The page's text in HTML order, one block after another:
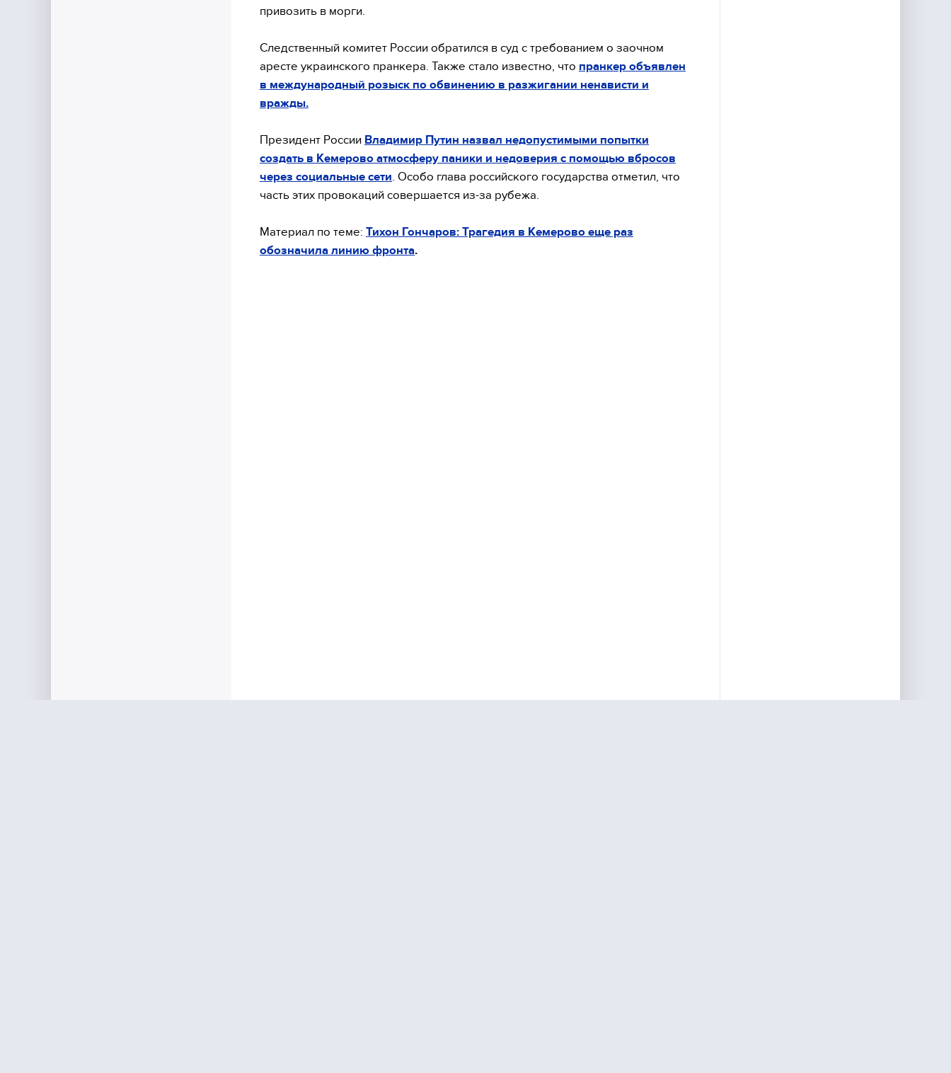
привозить в морги.
Следственный комитет России обратился в суд с требованием о заочном
аресте украинского пранкера. Также стало известно, что пранкер объявлен
в международный розыск по обвинению в разжигании ненависти и
вражды.
Президент России Владимир Путин назвал недопустимыми попытки
создать в Кемерово атмосферу паники и недоверия с помощью вбросов
через социальные сети . Особо глава российского государства отметил, что
часть этих провокаций совершается из-за рубежа.
Материал по теме: Тихон Гончаров: Трагедия в Кемерово еще раз
обозначила линию фронта.